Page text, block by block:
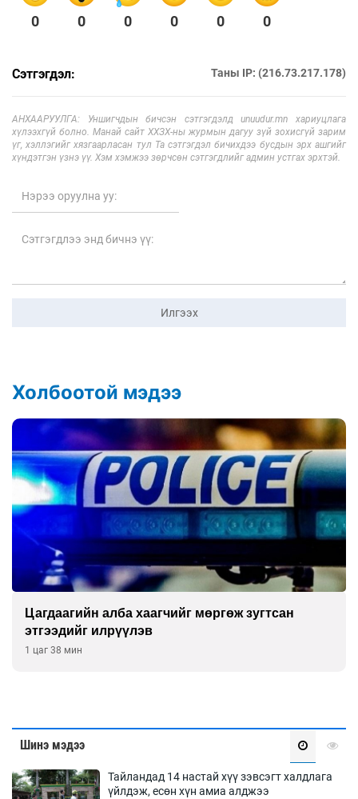
0 0 0 0 0 0
Сэтгэгдэл: Таны IP: (216.73.217.178)
АНХААРУУЛГА: Уншигчдын бичсэн сэтгэгдэлд unuudur.mn хариуцлага
хүлээхгүй болно. Манай сайт ХХЗХ-ны журмын дагуу зүй зохисгүй зарим
үг, хэллэгийг хязгаарласан тул Та сэтгэгдэл бичихдээ бусдын эрх ашгийг
хүндэтгэн үзнэ үү. Хэм хэмжээ зөрчсөн сэтгэгдлийг админ устгах эрхтэй.
Илгээх
Холбоотой мэдээ
Б.Хулан ДАШТ-д түрүүлж, Г.Монголжин хошой
хүрэл медальтан болов
2 цаг 23 мин
Шинэ мэдээ
Тайландад 14 настай хүү зэвсэгт халдлага
үйлдэж, есөн хүн амиа алджээ